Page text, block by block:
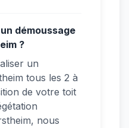
démoussage
?
un
tous les 2 à
de votre toit
nous